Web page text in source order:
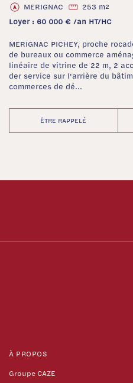
MERIGNAC 253 m2
Loyer : 60 000 € /an HT/HC
MERIGNAC PICHEY, proche
de bureaux ou commerce
linéaire de vitrine de 22 m, 2
der service sur l'arrière du
commerces de dé...
ÊTRE RAPPELÉ
À PROPOS
Groupe CAZE